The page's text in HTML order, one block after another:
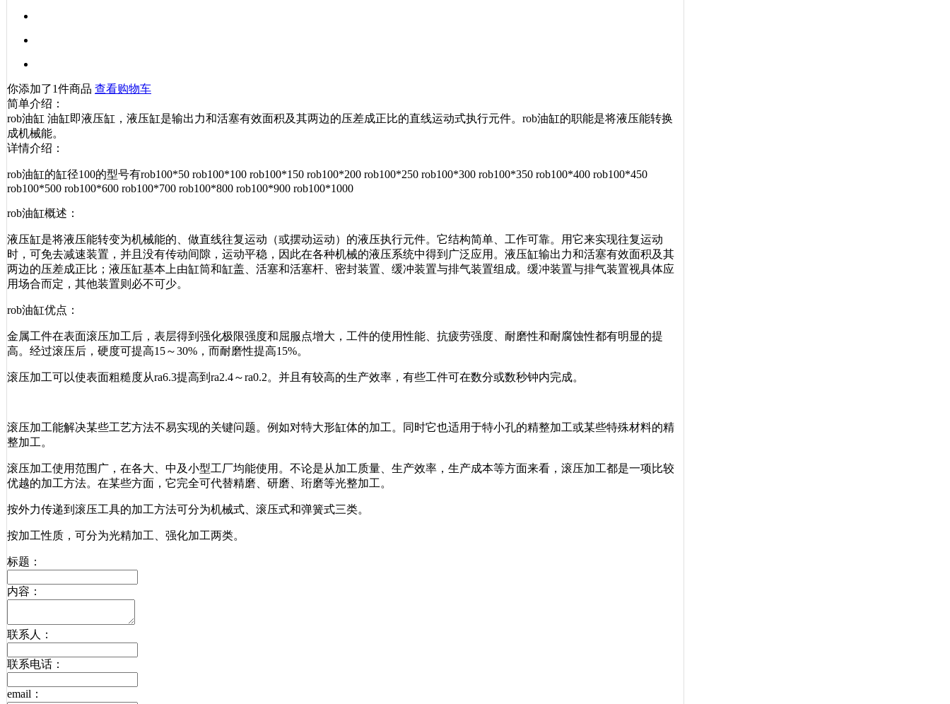
你添加了1件商品 查看购物车
简单介绍：
rob油缸 油缸即液压缸，液压缸是输出力和活塞有效面积及其两边的压差成正比的直线运动式执行元件。rob油缸的职能是将液压能转换
成机械能。
详情介绍：
rob油缸的缸径100的型号有rob100*50 rob100*100 rob100*150 rob100*200 rob100*250 rob100*300 rob100*350 rob100*400 rob100*450
rob100*500 rob100*600 rob100*700 rob100*800 rob100*900 rob100*1000
rob油缸概述：
液压缸是将液压能转变为机械能的、做直线往复运动（或摆动运动）的液压执行元件。它结构简单、工作可靠。用它来实现往复运动
时，可免去减速装置，并且没有传动间隙，运动平稳，因此在各种机械的液压系统中得到广泛应用。液压缸输出力和活塞有效面积及其
两边的压差成正比；液压缸基本上由缸筒和缸盖、活塞和活塞杆、密封装置、缓冲装置与排气装置组成。缓冲装置与排气装置视具体应
用场合而定，其他装置则必不可少。
rob油缸优点：
金属工件在表面滚压加工后，表层得到强化极限强度和屈服点增大，工件的使用性能、抗疲劳强度、耐磨性和耐腐蚀性都有明显的提
高。经过滚压后，硬度可提高15～30%，而耐磨性提高15%。
滚压加工可以使表面粗糙度从ra6.3提高到ra2.4～ra0.2。并且有较高的生产效率，有些工件可在数分或数秒钟内完成。
滚压加工能解决某些工艺方法不易实现的关键问题。例如对特大形缸体的加工。同时它也适用于特小孔的精整加工或某些特殊材料的精
整加工。
滚压加工使用范围广，在各大、中及小型工厂均能使用。不论是从加工质量、生产效率，生产成本等方面来看，滚压加工都是一项比较
优越的加工方法。在某些方面，它完全可代替精磨、研磨、珩磨等光整加工。
按外力传递到滚压工具的加工方法可分为机械式、滚压式和弹簧式三类。
按加工性质，可分为光精加工、强化加工两类。
标题：
内容：
联系人：
联系电话：
email：